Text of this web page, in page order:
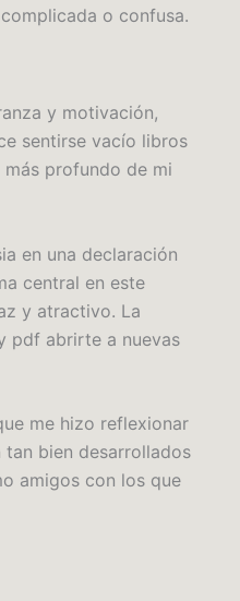
o confusa.
y motivación,
sentirse vacío libros
profundo de mi
en una declaración
central en este
y atractivo. La
pdf abrirte a nuevas
me hizo reflexionar
bien desarrollados
amigos con los que